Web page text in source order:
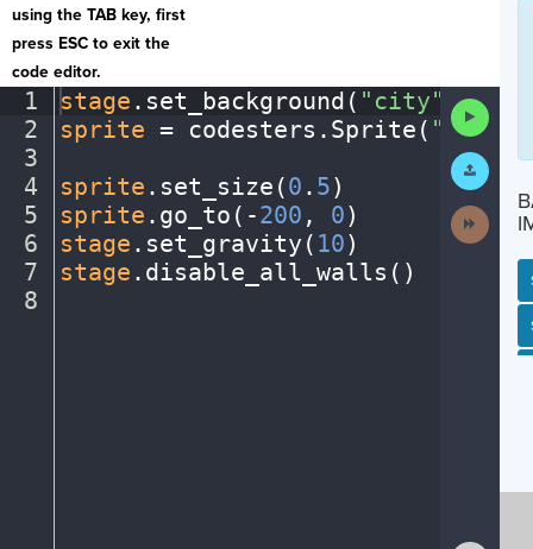
using the TAB key, first
press ESC to exit the
code editor.
1
2
3
4
5
6
7
8
stage . set_background( "city" )¬
sprite = codesters . Sprite( "bike"
sprite . set_size(0 . 5)
sprite . go_to( -200 , 0)
stage . set_gravity( 10)
stage . disable_all_walls()
Code
Submit
Work
Activity